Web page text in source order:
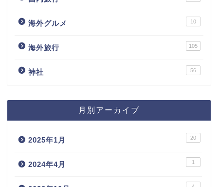
海外グルメ 10
海外旅行 105
神社 56
月別アーカイブ
2025年1月 20
2024年4月 1